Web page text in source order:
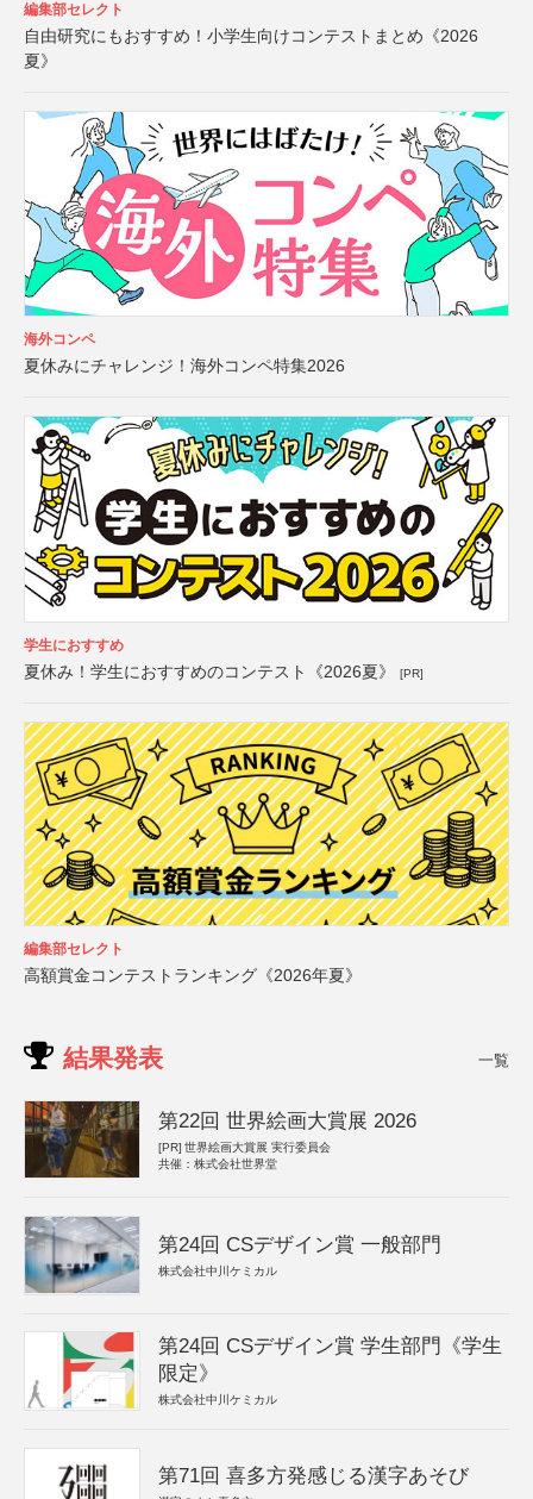
編集部セレクト
自由研究にもおすすめ！小学生向けコンテストまとめ《2026
夏》
海外コンペ
夏休みにチャレンジ！海外コンペ特集2026
学生におすすめ
夏休み！学生におすすめのコンテスト《2026夏》 [PR]
編集部セレクト
高額賞金コンテストランキング《2026年夏》
結果発表 一覧
第22回 世界絵画大賞展 2026
[PR] 世界絵画大賞展 実行委員会
共催：株式会社世界堂
第24回 CSデザイン賞 一般部門
株式会社中川ケミカル
第24回 CSデザイン賞 学生部門《学生
限定》
株式会社中川ケミカル
第71回 喜多方発感じる漢字あそび